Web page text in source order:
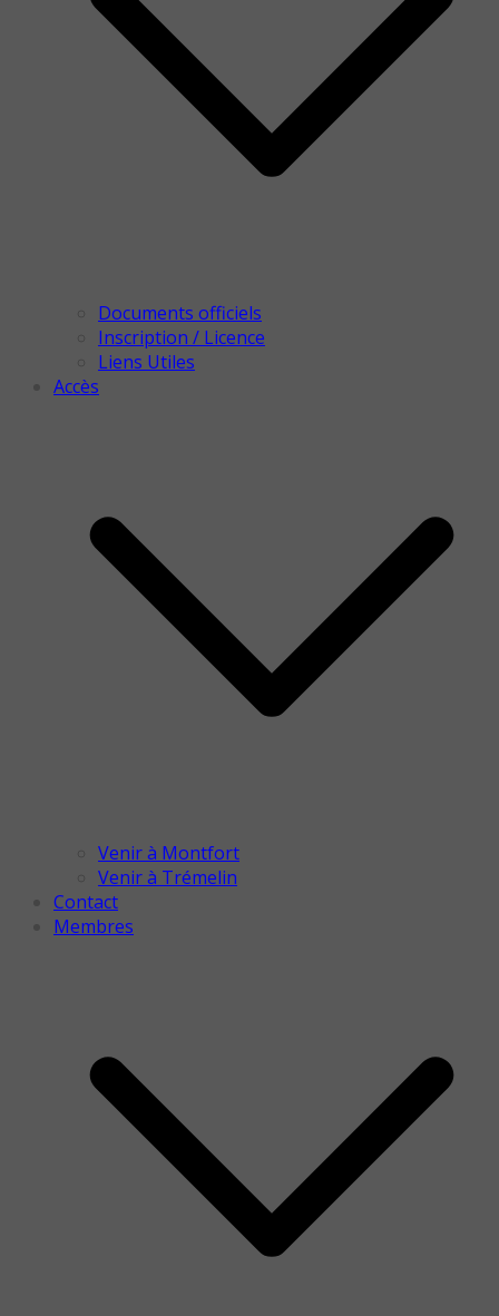
Documents officiels
Inscription / Licence
Liens Utiles
Accès
Venir à Montfort
Venir à Trémelin
Contact
Membres